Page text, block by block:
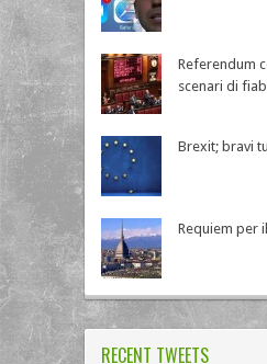
Referendum
scenari di
Brexit; bravi
Requiem per
RECENT TWEETS